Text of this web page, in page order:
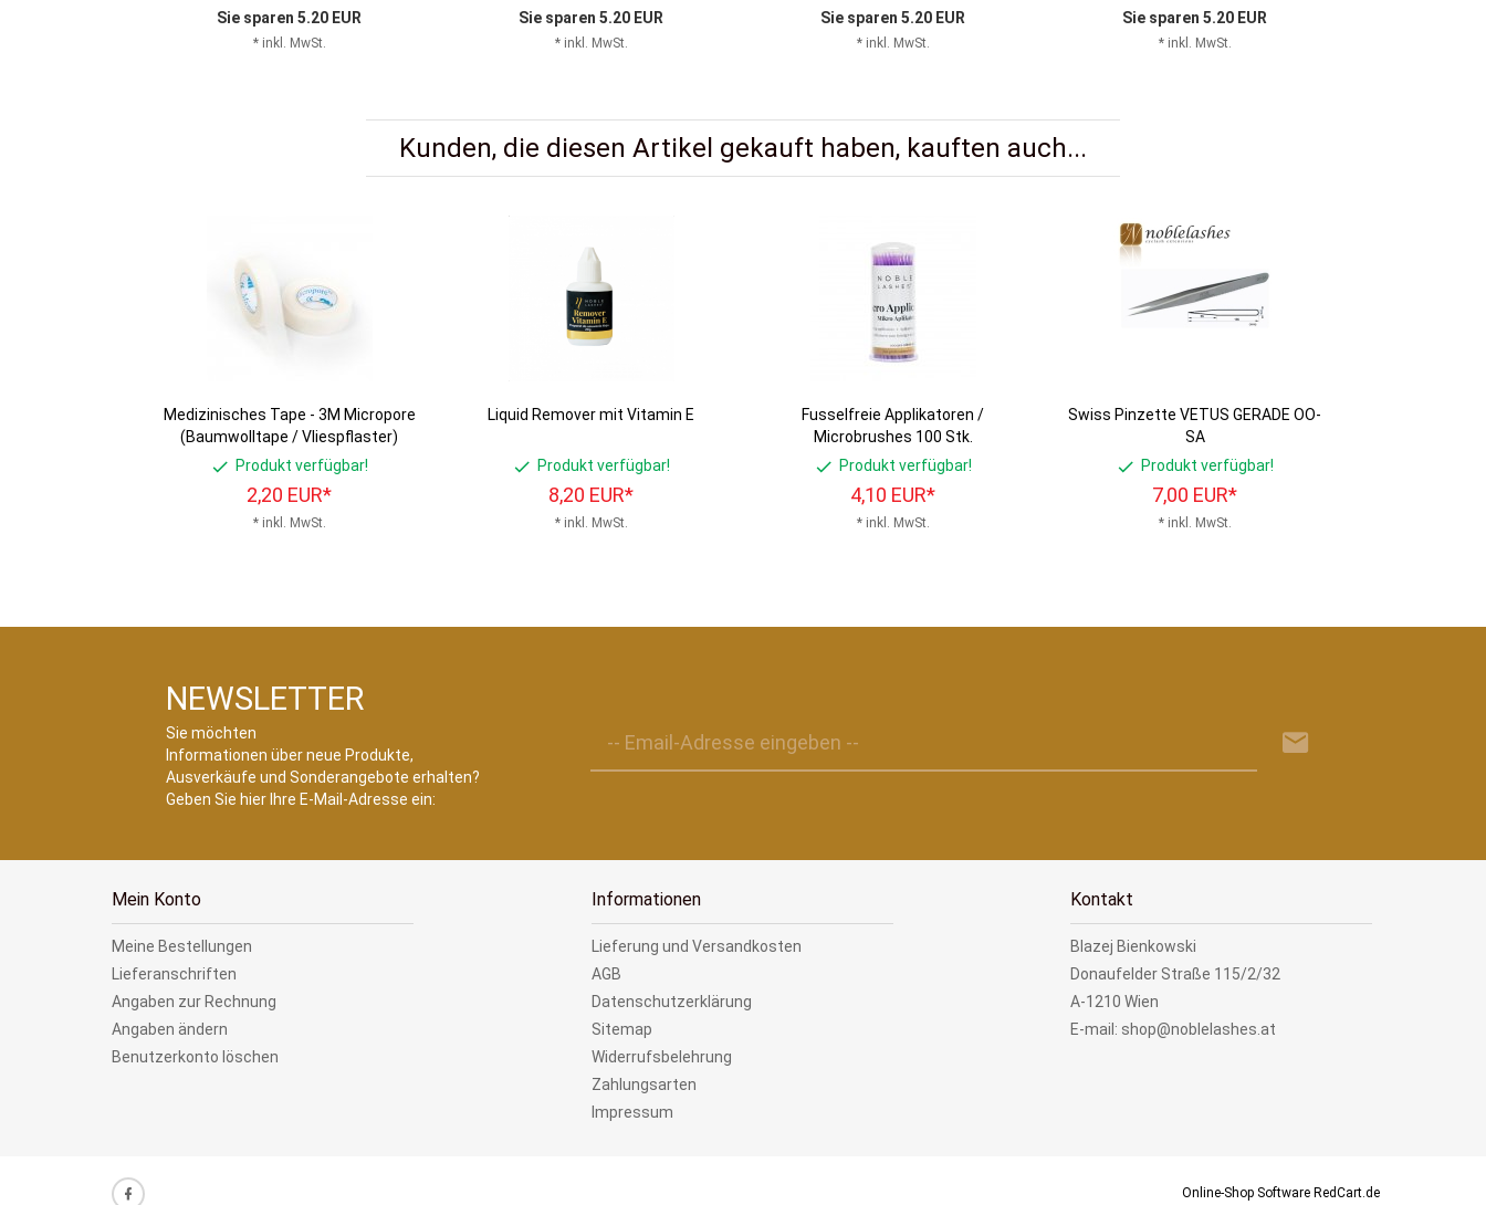
Sie sparen 5.20 EUR
* inkl. MwSt.
Sie sparen 5.20 EUR
* inkl. MwSt.
Sie sparen 5.20 EUR
* inkl. MwSt.
Sie sparen 5.20 EUR
* inkl. MwSt.
Kunden, die diesen Artikel gekauft haben, kauften auch...
Medizinisches Tape - 3M Micropore
(Baumwolltape / Vliespflaster)
Produkt verfügbar!
2,20 EUR*
* inkl. MwSt.
Liquid Remover mit Vitamin E
Produkt verfügbar!
8,20 EUR*
* inkl. MwSt.
Fusselfreie Applikatoren /
Microbrushes 100 Stk.
Produkt verfügbar!
4,10 EUR*
* inkl. MwSt.
Swiss Pinzette VETUS GERADE OO-
SA
Produkt verfügbar!
7,00 EUR*
* inkl. MwSt.
NEWSLETTER
Sie möchten
Informationen über neue Produkte,
Ausverkäufe und Sonderangebote erhalten?
Geben Sie hier Ihre E-Mail-Adresse ein:
-- Email-Adresse eingeben --
Mein Konto
Meine Bestellungen
Lieferanschriften
Angaben zur Rechnung
Angaben ändern
Benutzerkonto löschen
Informationen
Lieferung und Versandkosten
AGB
Datenschutzerklärung
Sitemap
Widerrufsbelehrung
Zahlungsarten
Impressum
Kontakt
Blazej Bienkowski
Donaufelder Straße 115/2/32
A-1210 Wien
E-mail: shop@noblelashes.at
Online-Shop SoftwareRedCart.de